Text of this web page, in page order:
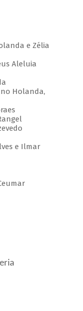
e Zélia
Aleluia
Holanda,
e Ilmar